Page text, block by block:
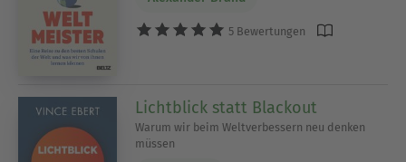
5 Bewertungen
Lichtblick statt Blackout
Warum wir beim Weltverbessern neu denken
müssen